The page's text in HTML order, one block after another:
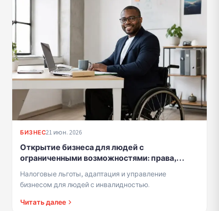
БИЗНЕС21 июн. 2026
Открытие бизнеса для людей с
ограниченными возможностями: права,
льготы и приспособления
Налоговые льготы, адаптация и управление
бизнесом для людей с инвалидностью.
Читать далее